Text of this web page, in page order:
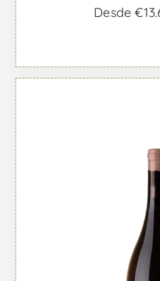
Desde